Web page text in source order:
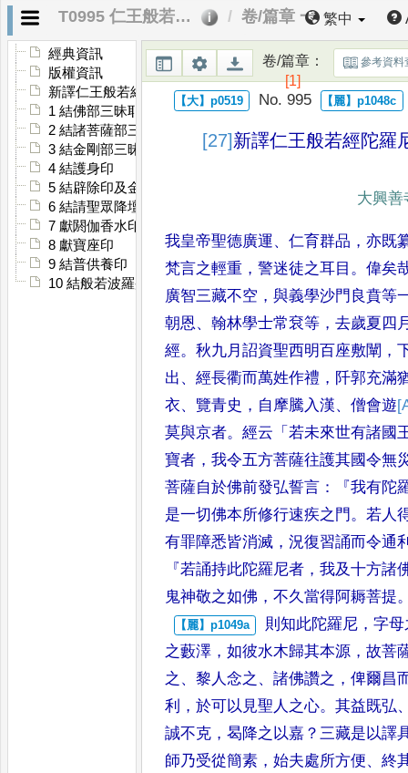
T0995 仁王般若念誦法 卷/篇章 一 繁中
經典資訊
版權資訊
新譯仁王般若經陀羅尼念誦軌儀序
1 結佛部三昧耶印
2 結諸菩薩部三昧耶印
3 結金剛部三昧耶印
4 結護身印
5 結辟除印及金剛方隅寶界印
6 結請聖眾降壇印
7 獻閼伽香水印
8 獻寶座印
9 結普供養印
10 結般若波羅蜜多根本印
卷/篇章：
[1]
參考資料
No. 995
[27]新譯仁王般若經陀羅
大興善
我皇帝聖德廣運、仁育群品 ，亦既
梵言之輕重 ，警迷徒之耳目 。偉矣
廣智三藏不空 ，與義學沙門良賁等
朝恩、翰林學士常袞等 ，去歲夏四
經。秋九月詔資聖西明百座敷闡 ，
出 、經長衢而萬姓作禮 ， 阡郭充滿
衣、 覽青史 ， 自摩騰入漢、僧會遊
莫與京者。經云 「若未來世有諸國
寶者 ，我令五方菩薩往護其國令無
菩薩自於佛前發弘誓言 ：『我有陀
是一切佛本所修行速疾之門。若人
有罪障悉皆消滅 ，況復習誦而令通
『若誦持此陀羅尼者 ，我及十方諸
鬼神敬之如佛 ，不久當得阿耨菩提
則知此陀羅尼 ，字
之藪澤 ，如彼水木歸其本源 ，故菩
之 、黎人念之 、諸佛讚之 ，俾爾昌
利 ，於可以見聖人之心。其益既弘
誠不克 ，曷降之以嘉 ？三藏是以譯
師乃受從簡素 ，始夫處所方便、終